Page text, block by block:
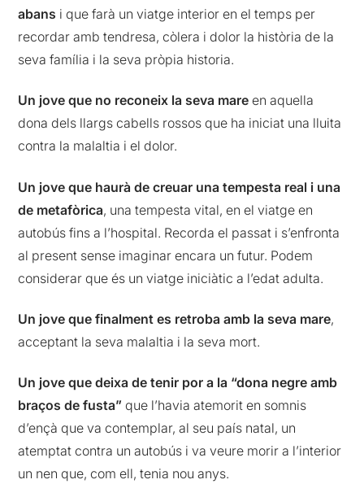
abans i que farà un viatge interior en el temps per
recordar amb tendresa, còlera i dolor la història de la
seva família i la seva pròpia historia.
Un jove que no reconeix la seva mare en aquella
dona dels llargs cabells rossos que ha iniciat una lluita
contra la malaltia i el dolor.
Un jove que haurà de creuar una tempesta real i una
de metafòrica, una tempesta vital, en el viatge en
autobús fins a l’hospital. Recorda el passat i s’enfronta
al present sense imaginar encara un futur. Podem
considerar que és un viatge iniciàtic a l’edat adulta.
Un jove que finalment es retroba amb la seva mare,
acceptant la seva malaltia i la seva mort.
Un jove que deixa de tenir por a la “dona negre amb
braços de fusta” que l’havia atemorit en somnis
d’ençà que va contemplar, al seu país natal, un
atemptat contra un autobús i va veure morir a l’interior
un nen que, com ell, tenia nou anys.